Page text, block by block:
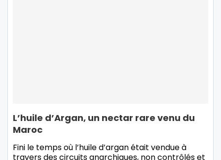
L’huile d’Argan, un nectar rare venu du
Maroc
Fini le temps où l’huile d’argan était vendue à
travers des circuits anarchiques, non contrôlés et